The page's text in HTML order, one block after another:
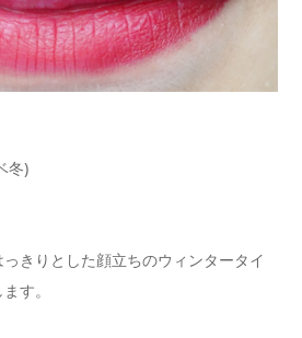
冬)
きりとした顔立ちのウィンタータイ
す。